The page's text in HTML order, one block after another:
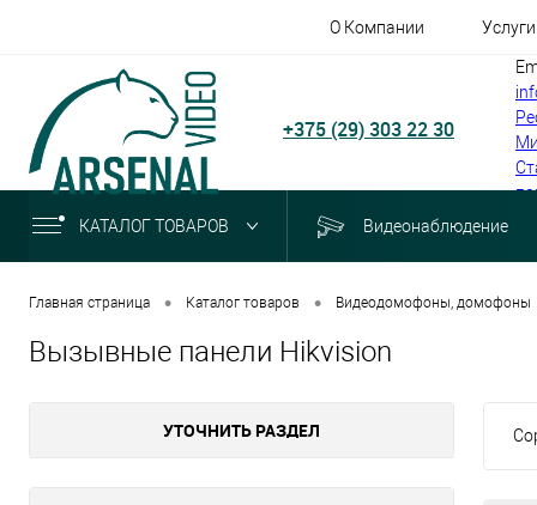
О Компании Услуги
+375 (29) 303 22 30
КАТАЛОГ ТОВАРОВ
Видеонаблюдение
Главная страница • Каталог товаров • Видеодомофоны, домофоны
Вызывные панели Hikvision
УТОЧНИТЬ РАЗДЕЛ